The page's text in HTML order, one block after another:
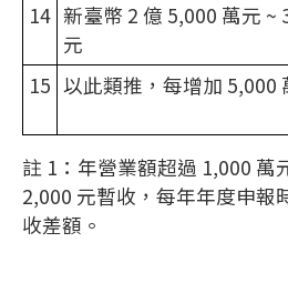
14 新臺幣 2 億 5,000 萬元 ~
元
15 以此類推，每增加 5,000
註 1：年營業額超過 1,000 萬
2,000 元暫收，每年年度申報
收差額。